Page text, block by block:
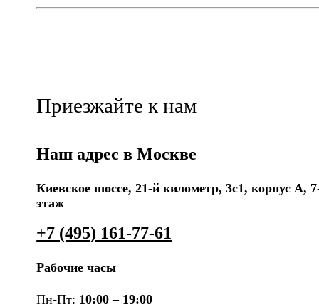
Приезжайте к нам
Наш адрес в Москве
Киевское шоссе, 21-й километр, 3с1, корпус А,
этаж
+7 (495) 161-77-61
Рабочие часы
Пн-Пт: 10:00 – 19:00